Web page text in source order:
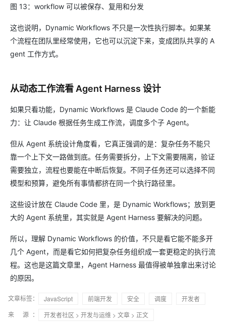
图 13：workflow 可以被保存、复用和分发
这也说明，Dynamic Workflows 不只是一次性执行脚本。如果某
个流程在团队里经常使用，它也可以沉淀下来，变成团队共享的 A
gent 工作方式。
从动态工作流看 Agent Harness 设计
如果只看功能，Dynamic Workflows 是 Claude Code 的一个新能
力：让 Claude 根据任务生成工作流，调度多个子 Agent。
但从 Agent 系统设计角度看，它真正强调的是：复杂任务不能只
靠一个上下文一路做到底。任务需要拆分，上下文需要隔离，验证
需要独立，流程也要能在中断后恢复。不同子任务还可以选择不同
模型和预算，避免所有事情都挤在同一个执行路径里。
这些设计放在 Claude Code 里，是 Dynamic Workflows；放到更
大的 Agent 系统里，其实就是 Agent Harness 要解决的问题。
所以，理解 Dynamic Workflows 的价值，不只是看它能不能多开
几个 Agent，而是看它如何把复杂任务组织成一套更稳定的执行流
程。这也是这篇文章里，Agent Harness 最值得被单独拿出来讨论
的原因。
文章标签： JavaScript 前端开发 安全 调度
开发者
来 源：
开发者社区 > 开发与运维 > 文章 > 正文